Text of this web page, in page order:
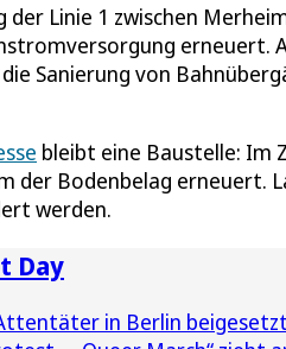
Linie 1 zwischen
erneuert.
Sanierung von
bleibt eine Baustelle: Im
der Bodenbelag erneuert.
werden.
Day
in Berlin